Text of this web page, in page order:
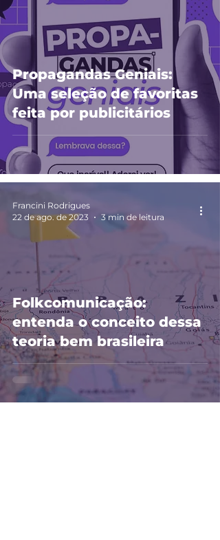
Propagandas Geniais:
Uma seleção de favoritas
feita por publicitários
Folkcomunicação:
entenda o conceito dessa
teoria bem brasileira
Francini Rodrigues
22 de ago. de 2023
3 min de leitura